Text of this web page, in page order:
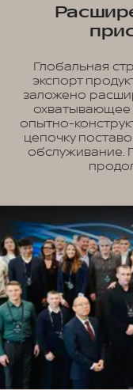
Глобальная
экспорт
заложено
охватывающее
опытно-
цепочку
обслуживание.